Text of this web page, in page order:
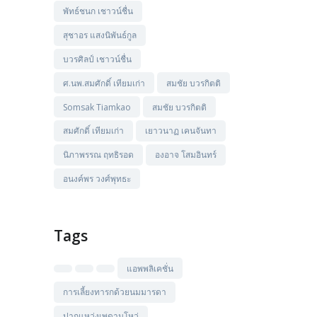
พัทธ์ชนก เชาวน์ชื่น
สุชาอร แสงนิพันธ์กูล
บวรศิลป์ เชาวน์ชื่น
ศ.นพ.สมศักดิ์ เทียมเก่า
สมชัย บวรกิตติ
Somsak Tiamkao
สมชัย บวรกิตติ
สมศักดิ์ เทียมเก่า
เยาวนาฏ เคนจันทา
นิภาพรรณ ฤทธิรอด
องอาจ โสมอินทร์
อนงค์พร วงศ์พุทธะ
Tags
แอพพลิเคชั่น
การเลี้ยงทารกด้วยนมมารดา